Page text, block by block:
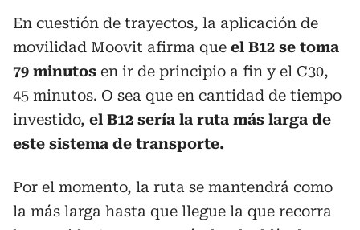
En cuestión de trayectos, la aplicación de
movilidad Moovit afirma que el B12 se toma
79 minutos en ir de principio a fin y el C30,
45 minutos. O sea que en cantidad de tiempo
investido, el B12 sería la ruta más larga de
este sistema de transporte.
Por el momento, la ruta se mantendrá como
la más larga hasta que llegue la que recorra